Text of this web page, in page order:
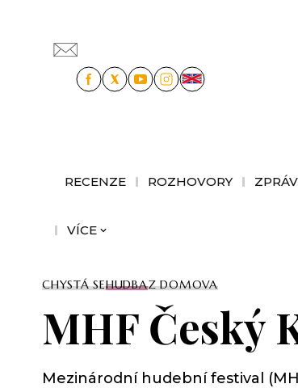
RECENZE ROZHOVORY
VÍCE
CHYSTÁ SEHUDBAZ DOMOVA
MHF Český
Mezinárodní hudební festival